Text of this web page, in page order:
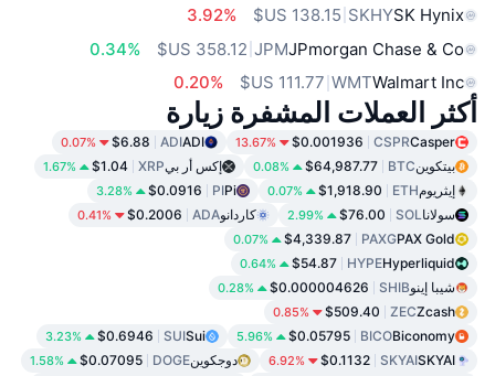
SK Hynix
SKHY
3.92%
JPmorgan Chase & Co
JPM
0.34%
Walmart Inc
WMT
0.20%
أكثر العملات المشفرة زيارة
Casper
CSPR
$0.001936
13.67%
ADI
ADI
$6.88
0.07%
بيتكوينBTC
$64,987.77
0.08% إكس أر بيXRP
$1.04
1.67%
إيثريومETH
$1,918.90
0.07%
Pi
PI
$0.0916
3.28%
سولاناSOL
$76.00
2.99% كاردانوADA
$0.2006
0.41%
PAX Gold
PAXG
$4,339.87
0.07%
Hyperliquid
HYPE
$54.87
0.64%
شيبا إينوSHIB
$0.000004626
0.28%
Zcash
ZEC
$509.40
0.85%
Biconomy
BICO
$0.05795
5.96%
Sui
SUI
$0.6946
3.23%
SKYAI
SKYAI
$0.1132
6.92% دوجكوينDOGE
$0.07095
1.58%